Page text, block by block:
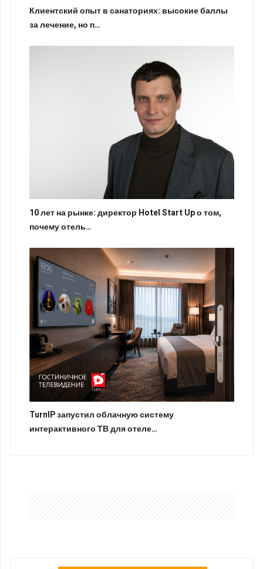
Клиентский опыт в санаториях: высокие баллы
за лечение, но п…
10 лет на рынке: директор Hotel Start Up о том,
почему отель…
TurnIP запустил облачную систему
интерактивного ТВ для отеле…